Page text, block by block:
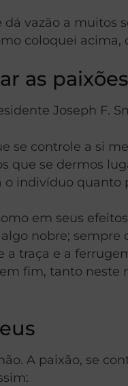
dá vazão a
coloquei
as paixões
Joseph F.
se controle a si
que se dermos
indivíduo quanto
em seus
nobre;
a traça e a
fim, tanto
A paixão, se